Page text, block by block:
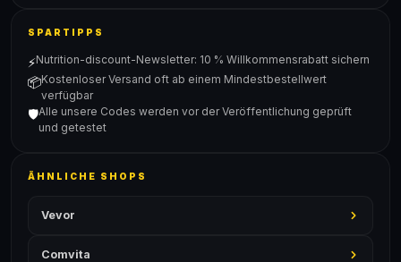
SPARTIPPS
⚡Nutrition-discount-Newsletter: 10 % Willkommensrabatt sichern
📦Kostenloser Versand oft ab einem Mindestbestellwert
verfügbar
🛡️Alle unsere Codes werden vor der Veröffentlichung geprüft
und getestet
ÄHNLICHE SHOPS
Vevor
Comvita